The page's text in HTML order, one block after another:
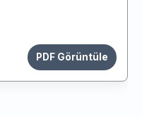
PDF Görüntüle